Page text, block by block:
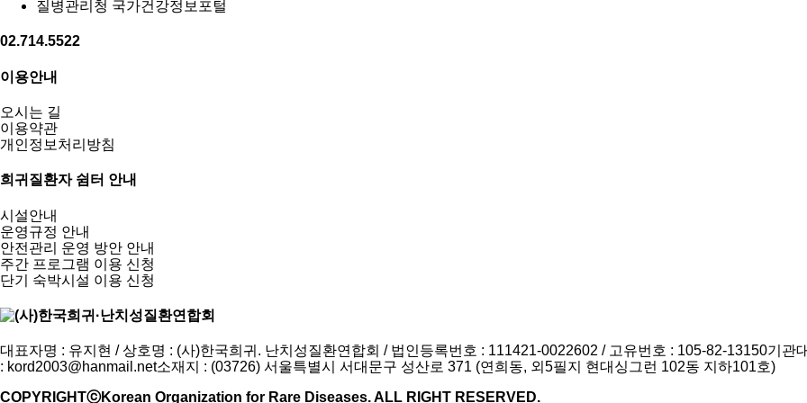
질병관리청 국가건강정보포털
02.714.5522
이용안내
오시는 길
이용약관
개인정보처리방침
희귀질환자 쉼터 안내
시설안내
운영규정 안내
안전관리 운영 방안 안내
주간 프로그램 이용 신청
단기 숙박시설 이용 신청
대표자명 : 유지현 / 상호명 : (사)한국희귀. 난치성질환연합회 / 법인등록번호 : 111421-0022602 / 고유번호 : 105-82-13150기관
: kord2003@hanmail.net소재지 : (03726) 서울특별시 서대문구 성산로 371 (연희동, 외5필지 현대싱그런 102동 지하101호)
COPYRIGHTⓒKorean Organization for Rare Diseases. ALL RIGHT RESERVED.